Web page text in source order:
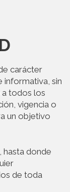
carácter
informativa, sin
a todos los
vigencia o
un objetivo
hasta donde
de toda